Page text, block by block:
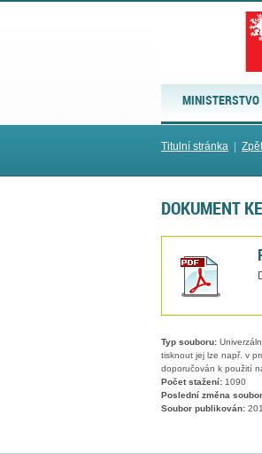
MINISTERSTVO
Titulní stránka Zpět
DOKUMENT
Typ souboru:
tisknout jej lze např. v
doporučován k použití
Počet stažení: 1090
Poslední změna
Soubor publikován: